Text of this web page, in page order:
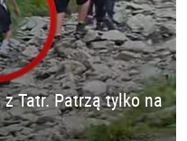
z Tatr. Patrzą tylko na